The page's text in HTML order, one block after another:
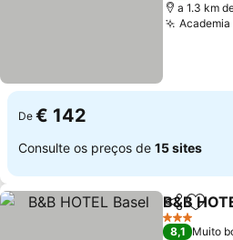
a 1.3 km
Academia
De € 142
Consulte os preços de 15 sites
Partilhar
B&B
3 Estrelas
8,1 Muito